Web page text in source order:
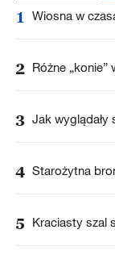
1 Wiosna w
2 Różne „konie”
3 Jak
4 Starożytna
5 Kraciasty szal